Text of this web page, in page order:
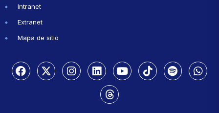
Intranet
Extranet
Mapa de sitio